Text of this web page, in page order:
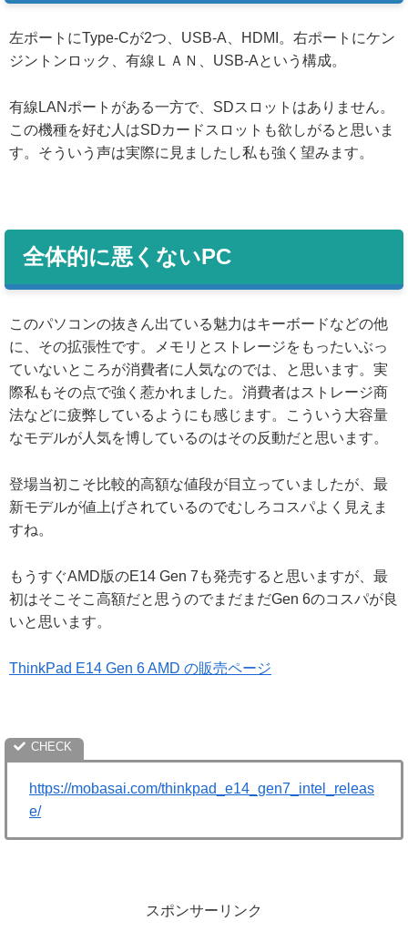
左ポートにType-Cが2つ、USB-A、HDMI。右ポートにケン
ジントンロック、有線ＬＡＮ、USB-Aという構成。
有線LANポートがある一方で、SDスロットはありません。
この機種を好む人はSDカードスロットも欲しがると思いま
す。そういう声は実際に見ましたし私も強く望みます。
全体的に悪くないPC
このパソコンの抜きん出ている魅力はキーボードなどの他
に、その拡張性です。メモリとストレージをもったいぶっ
ていないところが消費者に人気なのでは、と思います。実
際私もその点で強く惹かれました。消費者はストレージ商
法などに疲弊しているようにも感じます。こういう大容量
なモデルが人気を博しているのはその反動だと思います。
登場当初こそ比較的高額な値段が目立っていましたが、最
新モデルが値上げされているのでむしろコスパよく見えま
すね。
もうすぐAMD版のE14 Gen 7も発売すると思いますが、最
初はそこそこ高額だと思うのでまだまだGen 6のコスパが良
いと思います。
ThinkPad E14 Gen 6 AMD の販売ページ
https://mobasai.com/thinkpad_e14_gen7_intel_releas
e/
スポンサーリンク